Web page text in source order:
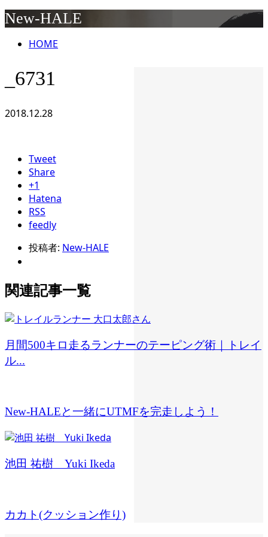
New-HALE
HOME
_6731
2018.12.28
Tweet
Share
+1
Hatena
RSS
feedly
投稿者: New-HALE
関連記事一覧
月間500キロ走るランナーのテーピング術｜トレイ
ル...
New-HALEと一緒にUTMFを完走しよう！
池田 祐樹 Yuki Ikeda
カカト(クッション作り)